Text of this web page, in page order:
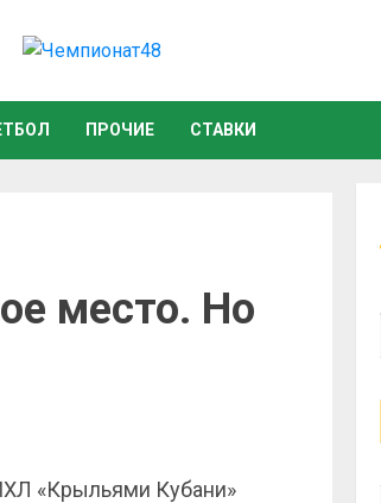
ПРОЧИЕ СТАВКИ
место. Но
«Крыльями Кубани»